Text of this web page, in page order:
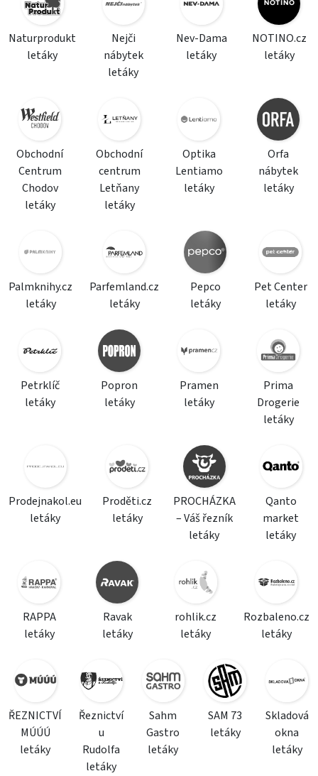
Naturprodukt
letáky
Nejči
nábytek
letáky
Nev-Dama
letáky
NOTINO.cz
letáky
Obchodní
Centrum
Chodov
letáky
Obchodní
centrum
Letňany
letáky
Optika
Lentiamo
letáky
Orfa
nábytek
letáky
Palmknihy.cz
letáky
Parfemland.cz
letáky
Pepco
letáky
Pet Center
letáky
Petrklíč
letáky
Popron
letáky
Pramen
letáky
Prima
Drogerie
letáky
Prodejnakol.eu
letáky
Proděti.cz
letáky
PROCHÁZKA
– Váš řezník
letáky
Qanto
market
letáky
RAPPA
letáky
Ravak
letáky
rohlik.cz
letáky
Rozbaleno.cz
letáky
ŘEZNICTVÍ
MÚÚÚ
letáky
Řeznictví
u
Rudolfa
letáky
Sahm
Gastro
letáky
SAM 73
letáky
Skladová
okna
letáky